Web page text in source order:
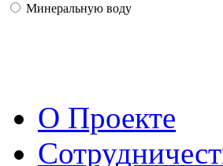
Минеральную воду
О Проекте